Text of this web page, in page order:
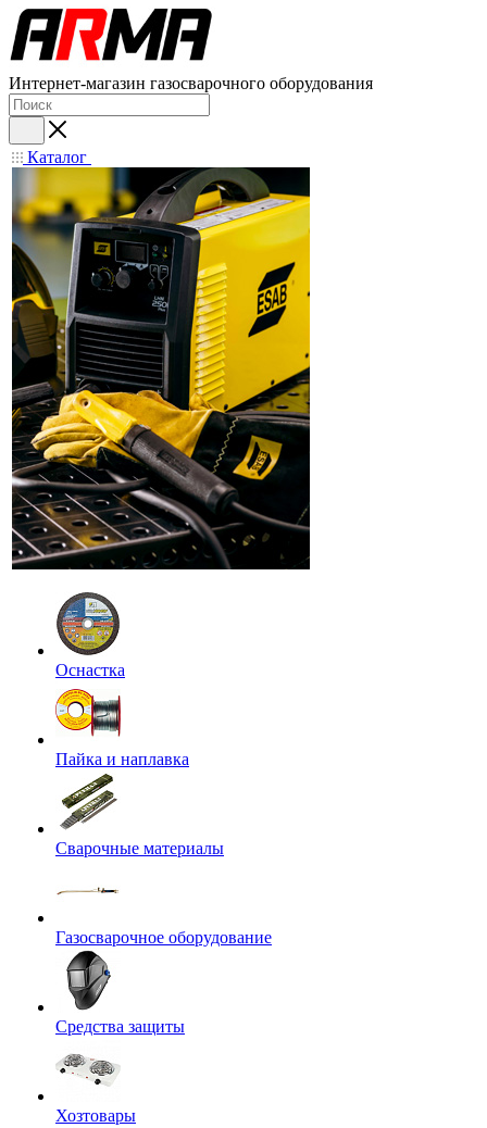
Интернет-магазин газосварочного оборудования
Каталог
Оснастка
Пайка и наплавка
Сварочные материалы
Газосварочное оборудование
Средства защиты
Хозтовары